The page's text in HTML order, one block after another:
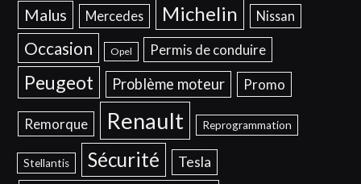
Malus Mercedes Michelin Nissan
Occasion Opel Permis de conduire
Peugeot Problème moteur Promo
Remorque Renault Reprogrammation
Stellantis Sécurité Tesla